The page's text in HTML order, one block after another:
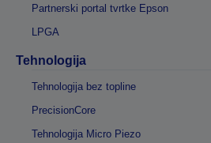
Partnerski portal tvrtke Epson
LPGA
Tehnologija
Tehnologija bez topline
PrecisionCore
Tehnologija Micro Piezo